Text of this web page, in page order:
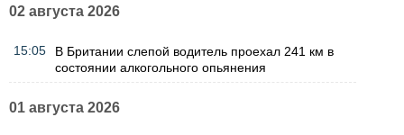
02 августа 2026
15:05
В Британии слепой водитель проехал 241 км в
состоянии алкогольного опьянения
01 августа 2026